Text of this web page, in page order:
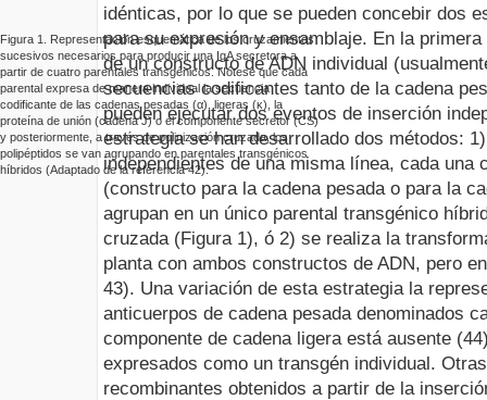
idénticas, por lo que se pueden concebir dos
para su expresión y ensamblaje. En la
de un constructo de ADN individual
secuencias codificantes tanto de la cadena
pueden ejecutar dos eventos de inserción
estrategia se han desarrollado dos métodos:
independientes de una misma línea, cada una
(constructo para la cadena pesada o para la
agrupan en un único parental transgénico
cruzada (Figura 1), ó 2) se realiza la
planta con ambos constructos de ADN, pero
43).
Figura 1. Representación esquemática de los cruzamientos
sucesivos necesarios para producir una IgA secretora a
partir de cuatro parentales transgénicos. Nótese que cada
parental expresa de manera individual la secuencia
codificante de las cadenas pesadas (α), ligeras (κ), la
proteína de unión (cadena J) o el componente secretor (CS)
y posteriormente, a través de polinización cruzada, los
polipéptidos se van agrupando en parentales transgénicos
híbridos (Adaptado de lareferencia 42).
Una variación de esta estrategia la
anticuerpos de cadena pesada denominados
componente de cadena ligera está ausente
expresados como un transgén individual.
recombinantes obtenidos a partir de la